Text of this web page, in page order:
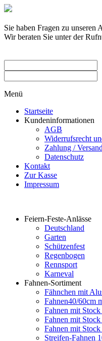
Sie haben Fragen zu unseren
Wir beraten Sie unter der
Menü
Startseite
Kundeninformationen
AGB
Widerrufsrecht
Zahlung / Versand
Datenschutz
Kontakt
Zur Kasse
Impressum
Feiern-Feste-Anlässe
Deutschland
Garten
Schützenfest
Regenbogen
Rennsport
Karneval
Fahnen-Sortiment
Fähnchen mit
Fahnen40/60cm
Fahnen mit
Fahnen mit
Fahnen mit
Streifen-Fahnen